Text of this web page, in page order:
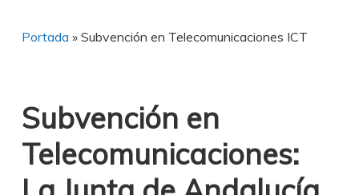
Portada » Subvención en Telecomunicaciones ICT
Subvención en
Telecomunicaciones: